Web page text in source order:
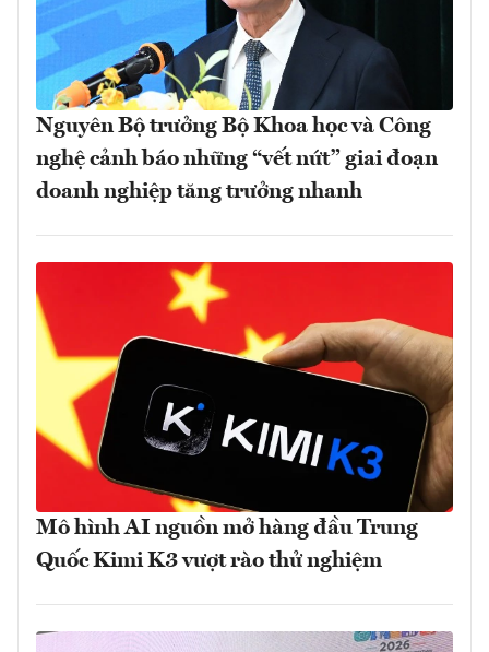
Nguyên Bộ trưởng Bộ Khoa học và Công
nghệ cảnh báo những “vết nứt” giai đoạn
doanh nghiệp tăng trưởng nhanh
Mô hình AI nguồn mở hàng đầu Trung
Quốc Kimi K3 vượt rào thử nghiệm